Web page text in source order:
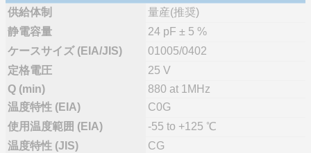
供給体制
量産(推奨)
静電容量
24 pF ± 5 %
ケースサイズ (EIA/JIS)
01005/0402
定格電圧
25 V
Q (min)
880 at 1MHz
温度特性 (EIA)
C0G
使用温度範囲 (EIA)
-55 to +125 ℃
温度特性 (JIS)
CG